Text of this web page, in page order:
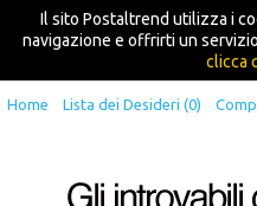
Il sito Postaltrend utilizza i
navigazione e offrirti un
clicca
Home Lista dei Desideri (0)